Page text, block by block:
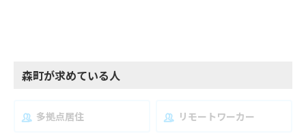
森町が求めている人
多拠点居住 リモートワーカー